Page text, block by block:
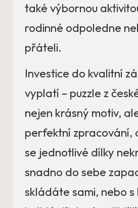
také výbornou
rodinné odpoledne
přáteli.
Investice do kvalitní
vyplatí – puzzle z
nejen krásný motiv,
perfektní zpracování,
se jednotlivé dílky
snadno do sebe
skládáte sami, nebo s